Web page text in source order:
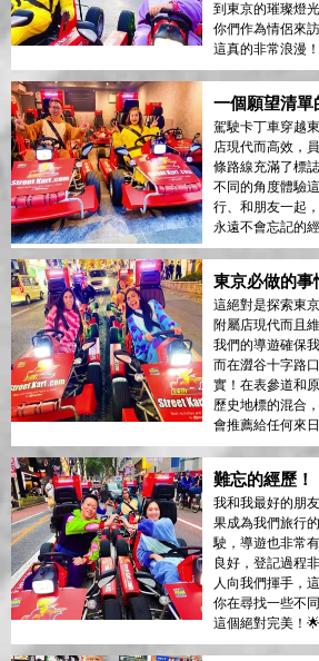
到東京的璀璨燈
你們作為情侶來
這真的非常浪漫
一個願望清單
駕駛卡丁車穿越
店現代而高效，
條路線充滿了標
不同的角度體驗
行、和朋友一起
永遠不會忘記的
東京必做的事
這絕對是探索東
附屬店現代而且
我們的導遊確保
而在澀谷十字路
實！在表參道和
歷史地標的混合
會推薦給任何來
難忘的經歷！
我和我最好的朋
果成為我們旅行
駛，導遊也非常
良好，登記過程
人向我們揮手，
你在尋找一些不
這個絕對完美！🌟